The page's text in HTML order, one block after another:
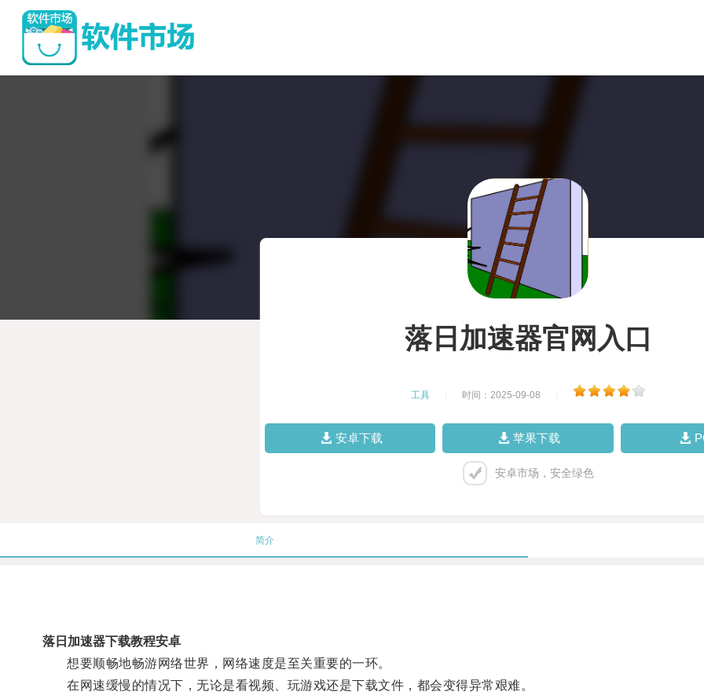
落日加速器官网入口
工具 时间：2025-09-08
安卓下载 苹果下载
安卓市场，安全绿色
简介
落日加速器下载教程安卓
想要顺畅地畅游网络世界，网络速度是至关重要的一环。
在网速缓慢的情况下，无论是看视频、玩游戏还是下载文件，都会变得异常艰难。